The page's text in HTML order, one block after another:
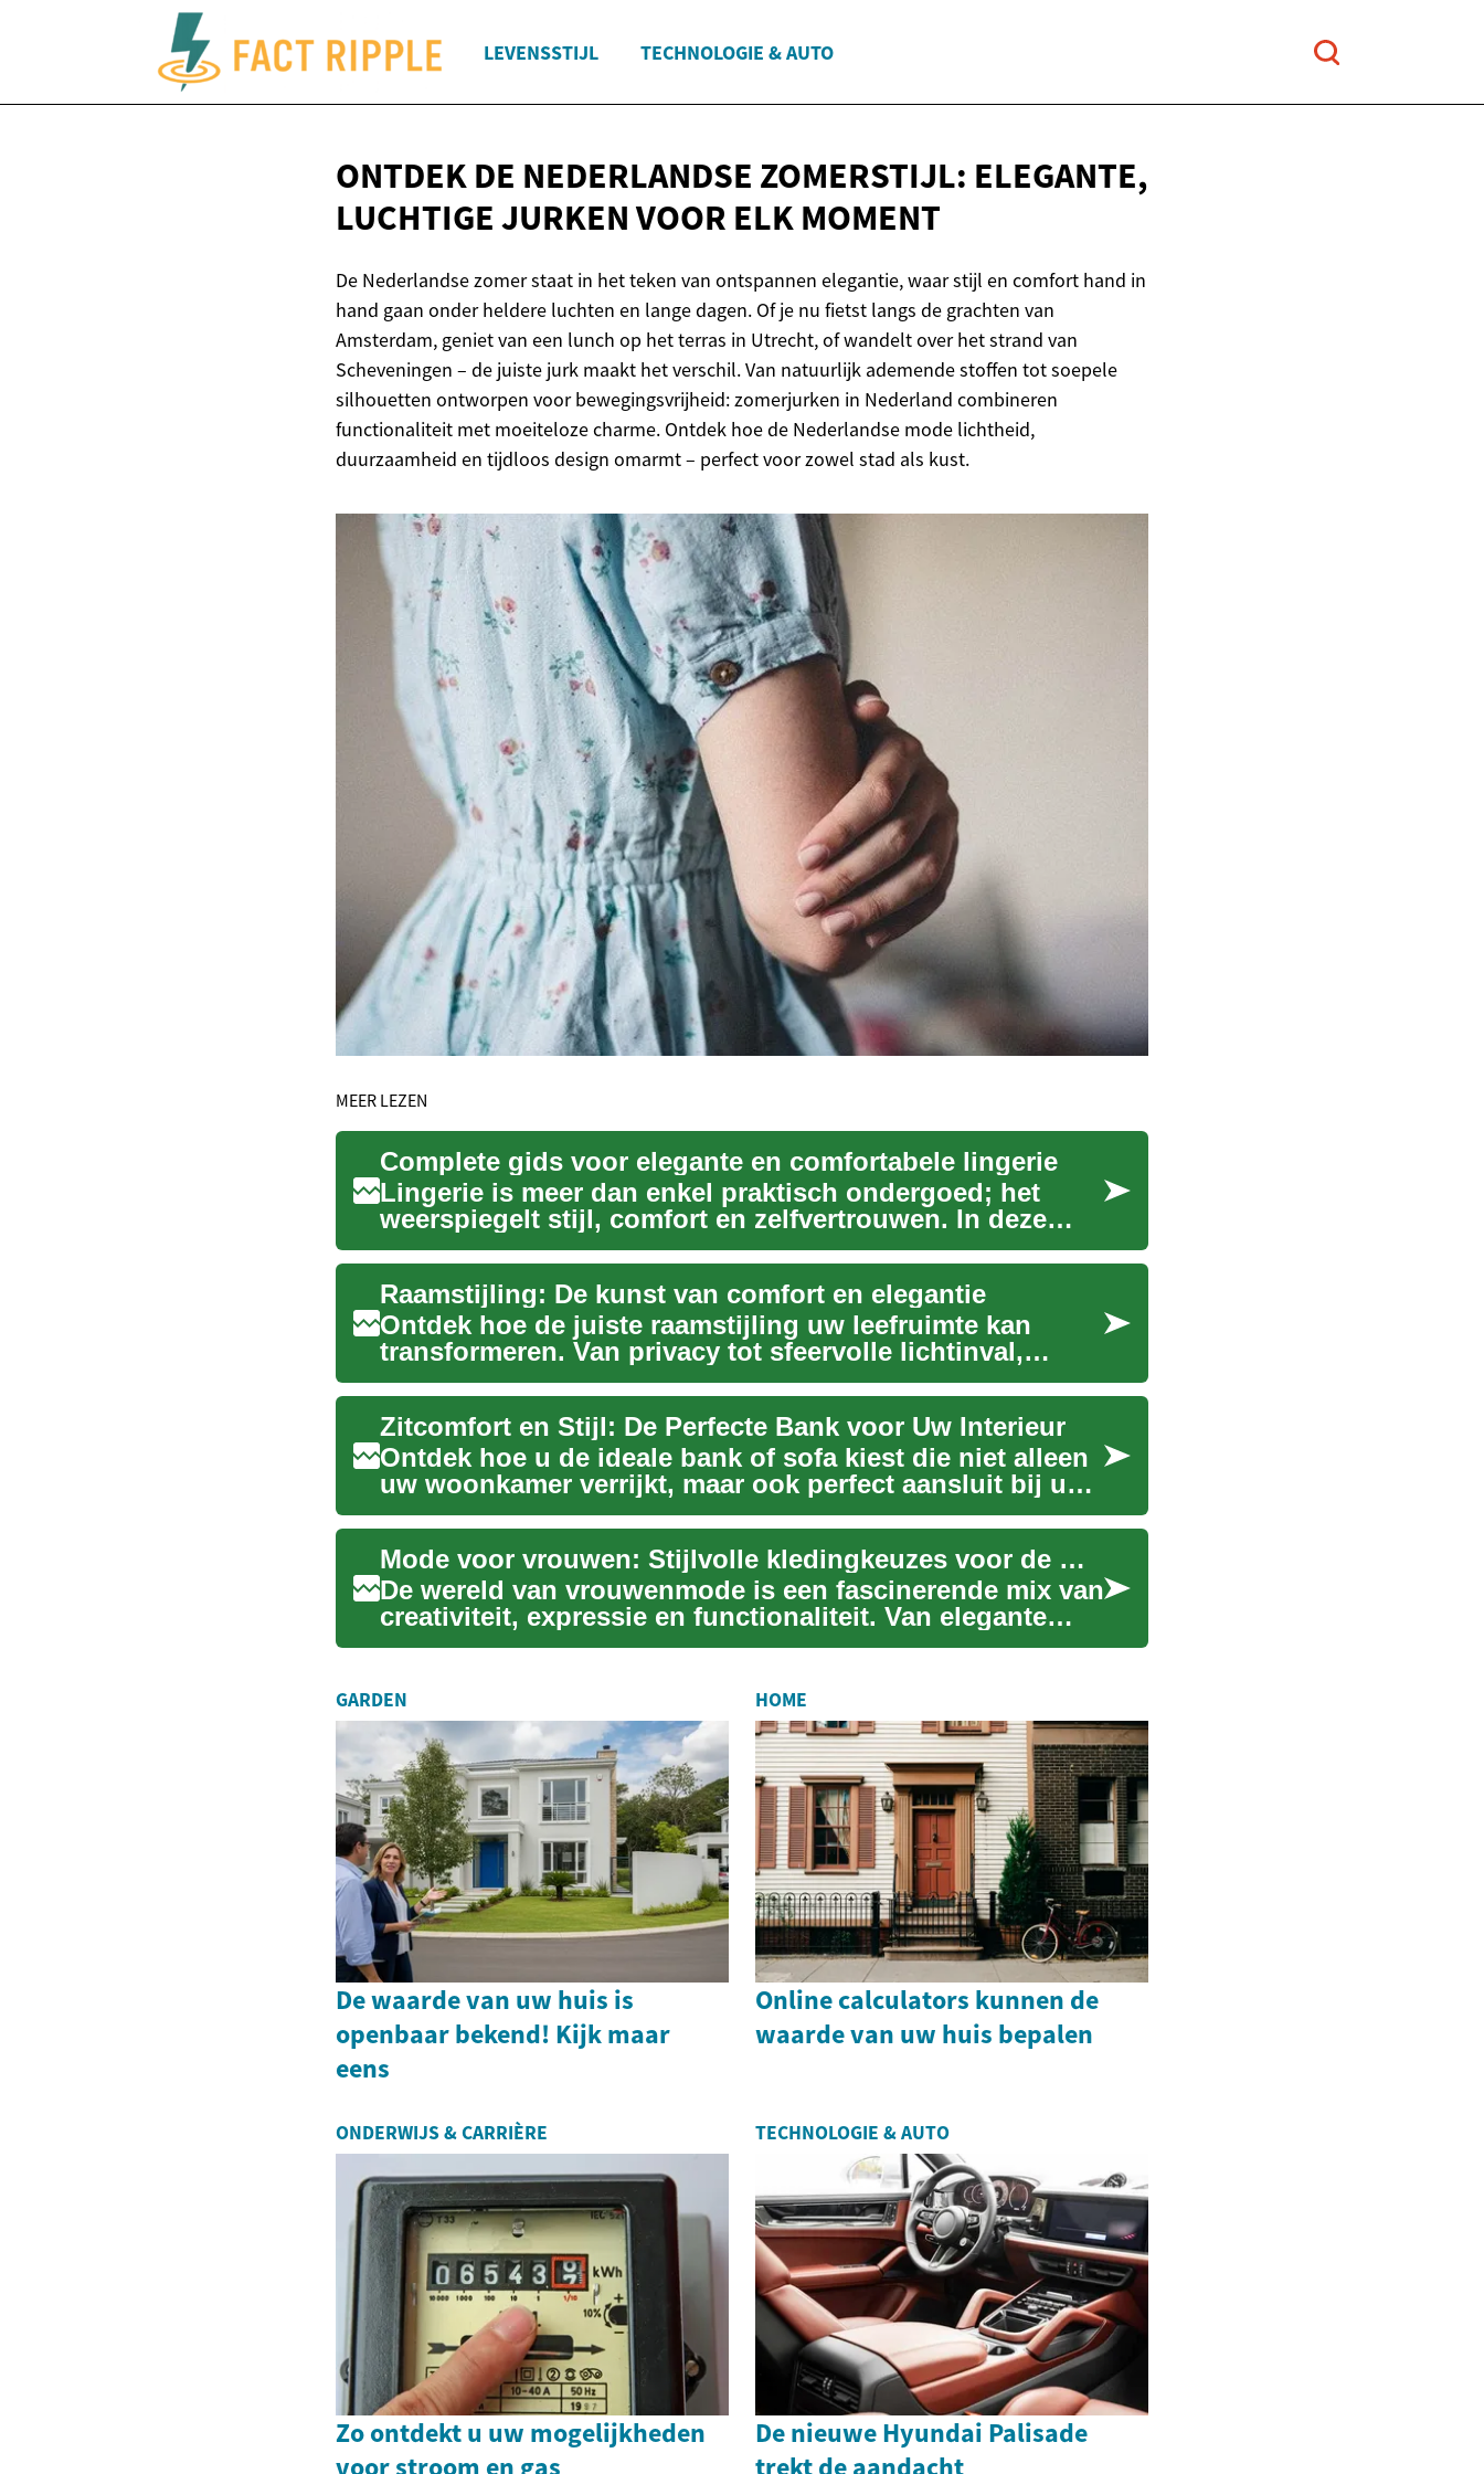
LEVENSSTIJL TECHNOLOGIE & AUTO
ONTDEK DE NEDERLANDSE ZOMERSTIJL: ELEGANTE,
LUCHTIGE JURKEN VOOR ELK MOMENT
De Nederlandse zomer staat in het teken van ontspannen elegantie, waar stijl en comfort hand in
hand gaan onder heldere luchten en lange dagen. Of je nu fietst langs de grachten van
Amsterdam, geniet van een lunch op het terras in Utrecht, of wandelt over het strand van
Scheveningen – de juiste jurk maakt het verschil. Van natuurlijk ademende stoffen tot soepele
silhouetten ontworpen voor bewegingsvrijheid: zomerjurken in Nederland combineren
functionaliteit met moeiteloze charme. Ontdek hoe de Nederlandse mode lichtheid,
duurzaamheid en tijdloos design omarmt – perfect voor zowel stad als kust.
MEER LEZEN
Complete gids voor elegante en comfortabele lingerie
Lingerie is meer dan enkel praktisch ondergoed; het
weerspiegelt stijl, comfort en zelfvertrouwen. In deze
uitgebreid...
Raamstijling: De kunst van comfort en elegantie
Ontdek hoe de juiste raamstijling uw leefruimte kan
transformeren. Van privacy tot sfeervolle lichtinval,
gordijnen e...
Zitcomfort en Stijl: De Perfecte Bank voor Uw Interieur
Ontdek hoe u de ideale bank of sofa kiest die niet alleen
uw woonkamer verrijkt, maar ook perfect aansluit bij uw
lev...
Mode voor vrouwen: Stijlvolle kledingkeuzes voor de moderne garderobe
De wereld van vrouwenmode is een fascinerende mix van
creativiteit, expressie en functionaliteit. Van elegante
jurken...
GARDEN
De waarde van uw huis is
openbaar bekend! Kijk maar
eens
HOME
Online calculators kunnen de
waarde van uw huis bepalen
ONDERWIJS & CARRIÈRE
Zo ontdekt u uw mogelijkheden
voor stroom en gas
TECHNOLOGIE & AUTO
De nieuwe Hyundai Palisade
trekt de aandacht